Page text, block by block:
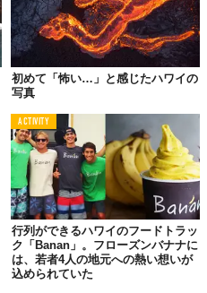
初めて「怖い…」と感じたハワイの
写真
ACTIVITY
行列ができるハワイのフードトラッ
ク「Banan」。フローズンバナナに
は、若者4人の地元への熱い想いが
込められていた